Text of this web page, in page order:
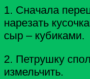
1. Сначала
нарезать
сыр – кубиками.
2. Петрушку
измельчить.